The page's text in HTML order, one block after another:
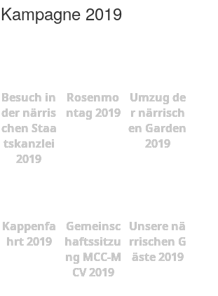
Kampagne 2019
Besuch in
der närris
chen Staa
tskanzlei
2019
Rosenmo
ntag 2019
Umzug de
r närrisch
en Garden
2019
Kappenfa
hrt 2019
Gemeinsc
haftssitzu
ng MCC-M
CV 2019
Unsere nä
rrischen G
äste 2019